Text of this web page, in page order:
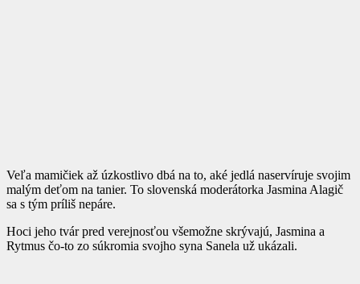
Veľa mamičiek až úzkostlivo dbá na to, aké jedlá naservíruje svojim
malým deťom na tanier. To slovenská moderátorka Jasmina Alagič
sa s tým príliš nepáre.
Hoci jeho tvár pred verejnosťou všemožne skrývajú, Jasmina a
Rytmus čo-to zo súkromia svojho syna Sanela už ukázali.